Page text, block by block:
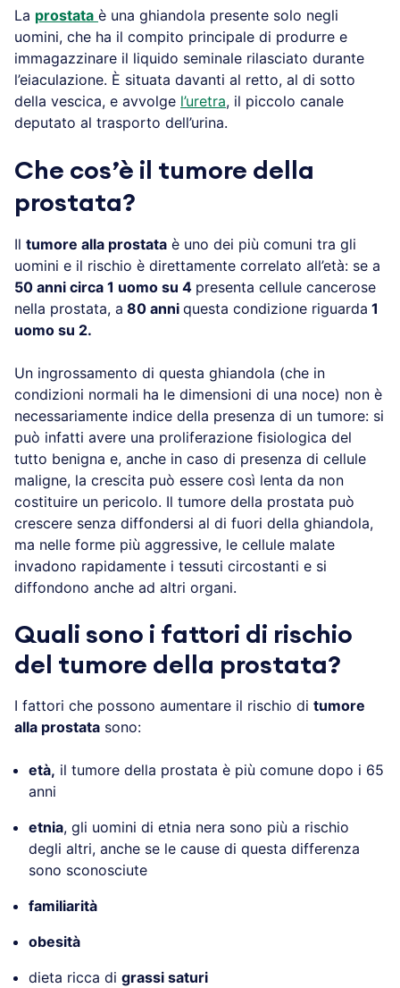
La prostata è una ghiandola presente solo negli
uomini, che ha il compito principale di produrre e
immagazzinare il liquido seminale rilasciato durante
l’eiaculazione. È situata davanti al retto, al di sotto
della vescica, e avvolge l’uretra, il piccolo canale
deputato al trasporto dell’urina.
Che cos’è il tumore della
prostata?
Il tumore alla prostata è uno dei più comuni tra gli
uomini e il rischio è direttamente correlato all’età: se a
50 anni circa 1 uomo su 4 presenta cellule cancerose
nella prostata, a 80 anni questa condizione riguarda 1
uomo su 2.
Un ingrossamento di questa ghiandola (che in
condizioni normali ha le dimensioni di una noce) non è
necessariamente indice della presenza di un tumore: si
può infatti avere una proliferazione fisiologica del
tutto benigna e, anche in caso di presenza di cellule
maligne, la crescita può essere così lenta da non
costituire un pericolo. Il tumore della prostata può
crescere senza diffondersi al di fuori della ghiandola,
ma nelle forme più aggressive, le cellule malate
invadono rapidamente i tessuti circostanti e si
diffondono anche ad altri organi.
Quali sono i fattori di rischio
del tumore della prostata?
I fattori che possono aumentare il rischio di tumore
alla prostata sono:
età, il tumore della prostata è più comune dopo i 65
anni
etnia, gli uomini di etnia nera sono più a rischio
degli altri, anche se le cause di questa differenza
sono sconosciute
familiarità
obesità
dieta ricca di grassi saturi